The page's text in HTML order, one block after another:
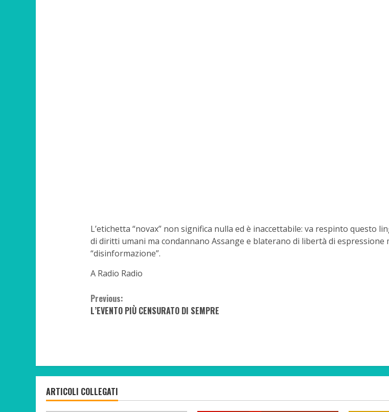
L’etichetta “novax” non significa nulla ed è inaccettabile: va respinto questo
di diritti umani ma condannano Assange e blaterano di libertà di
“disinformazione”.
A Radio Radio
Continue
Reading
Previous:
L’EVENTO PIÙ CENSURATO DI SEMPRE
ARTICOLI COLLEGATI